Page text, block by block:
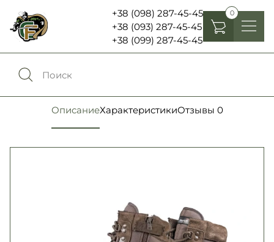
+38 (098) 287-45-45
+38 (093) 287-45-45
+38 (099) 287-45-45
0
Сравнение0
Избранное0
Обувь
ОписаниеХарактеристикиОтзывы 0